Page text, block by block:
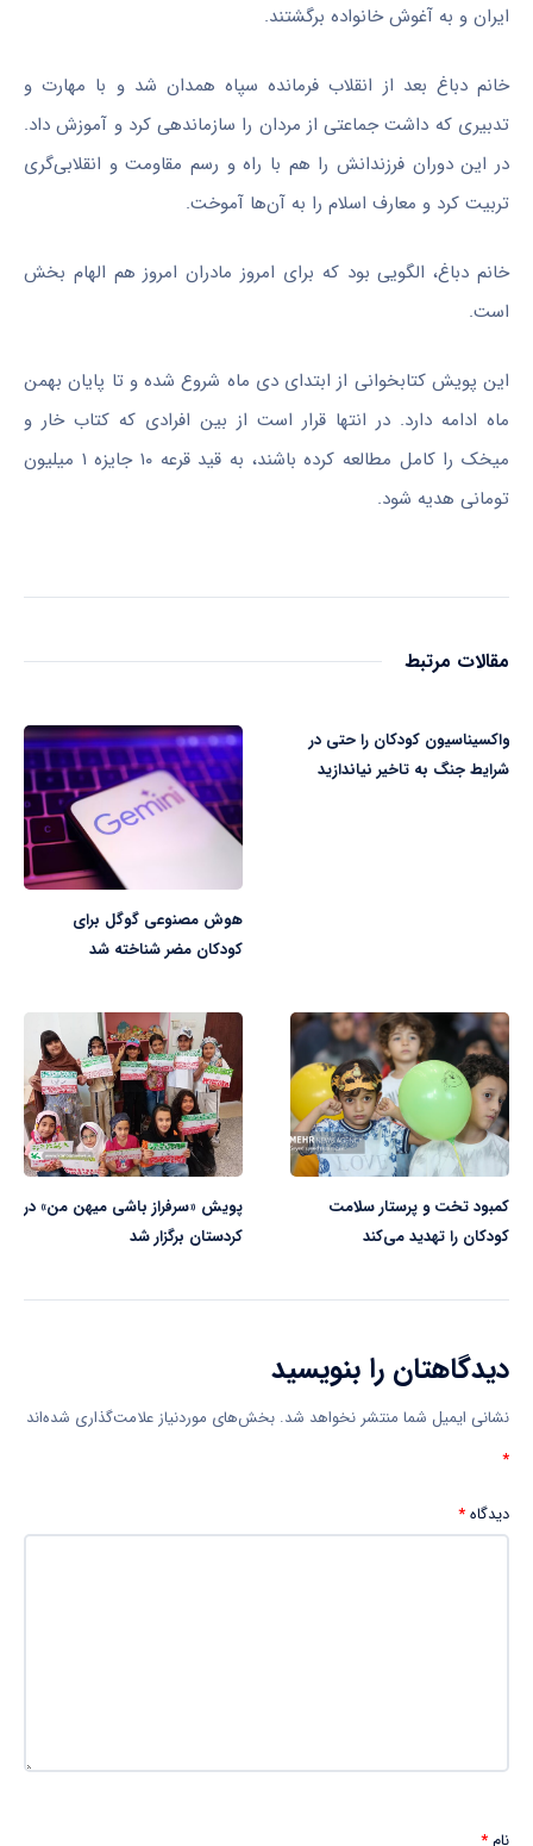
ایران و به آغوش خانواده برگشتند.
خانم دباغ بعد از انقلاب فرمانده سپاه همدان شد و با مهارت و
تدبیری که داشت جماعتی از مردان را سازماندهی کرد و آموزش داد.
در این دوران فرزندانش را هم با راه و رسم مقاومت و انقلابی‌گری
تربیت کرد و معارف اسلام را به آن‌ها آموخت.
خانم دباغ، الگویی بود که برای امروز مادران امروز هم الهام بخش
است.
این پویش کتابخوانی از ابتدای دی ماه شروع شده و تا پایان بهمن
ماه ادامه دارد. در انتها قرار است از بین افرادی که کتاب خار و
میخک را کامل مطالعه کرده باشند، به قید قرعه ۱۰ جایزه ۱ میلیون
تومانی هدیه شود.
مقالات مرتبط
واکسیناسیون کودکان را حتی در
شرایط جنگ به تاخیر نیاندازید
هوش مصنوعی گوگل برای
کودکان مضر شناخته شد
کمبود تخت و پرستار سلامت
کودکان را تهدید می‌کند
پویش «سرفراز باشی میهن من» در
کردستان برگزار شد
دیدگاهتان را بنویسید
نشانی ایمیل شما منتشر نخواهد شد. بخش‌های موردنیاز علامت‌گذاری شده‌اند
*
دیدگاه*
نام*